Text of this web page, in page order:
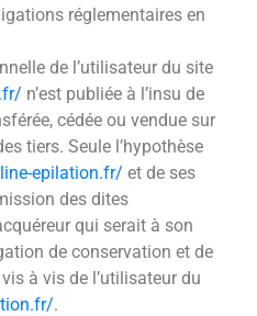
réglementaires en
de l’utilisateur du site
n’est publiée à l’insu de
cédée ou vendue sur
tiers. Seule l’hypothèse
epilation.fr/ et de ses
des dites
qui serait à son
de conservation et de
à vis de l’utilisateur du
.